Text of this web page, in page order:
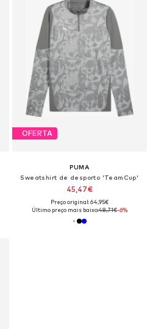
OFERTA
PUMA
Sweatshirt de desporto 'TeamCup'
45,47€
Preço original: 64,95€
Último preço mais baixo:48,71€-6%